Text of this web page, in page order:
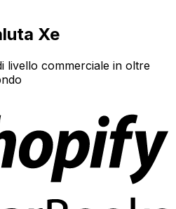
Xe
livello commerciale in oltre